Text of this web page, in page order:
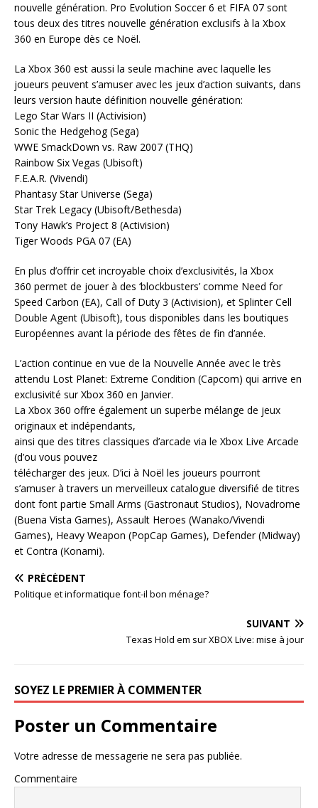
nouvelle génération. Pro Evolution Soccer 6 et FIFA 07 sont
tous deux des titres nouvelle génération exclusifs à la Xbox
360 en Europe dès ce Noël.
La Xbox 360 est aussi la seule machine avec laquelle les
joueurs peuvent s’amuser avec les jeux d’action suivants, dans
leurs version haute définition nouvelle génération:
Lego Star Wars II (Activision)
Sonic the Hedgehog (Sega)
WWE SmackDown vs. Raw 2007 (THQ)
Rainbow Six Vegas (Ubisoft)
F.E.A.R. (Vivendi)
Phantasy Star Universe (Sega)
Star Trek Legacy (Ubisoft/Bethesda)
Tony Hawk’s Project 8 (Activision)
Tiger Woods PGA 07 (EA)
En plus d’offrir cet incroyable choix d’exclusivités, la Xbox
360 permet de jouer à des ‘blockbusters’ comme Need for
Speed Carbon (EA), Call of Duty 3 (Activision), et Splinter Cell
Double Agent (Ubisoft), tous disponibles dans les boutiques
Européennes avant la période des fêtes de fin d’année.
L’action continue en vue de la Nouvelle Année avec le très
attendu Lost Planet: Extreme Condition (Capcom) qui arrive en
exclusivité sur Xbox 360 en Janvier.
La Xbox 360 offre également un superbe mélange de jeux
originaux et indépendants,
ainsi que des titres classiques d’arcade via le Xbox Live Arcade
(d’ou vous pouvez
télécharger des jeux. D’ici à Noël les joueurs pourront
s’amuser à travers un merveilleux catalogue diversifié de titres
dont font partie Small Arms (Gastronaut Studios), Novadrome
(Buena Vista Games), Assault Heroes (Wanako/Vivendi
Games), Heavy Weapon (PopCap Games), Defender (Midway)
et Contra (Konami).
PRÉCÉDENT
Politique et informatique font-il bon ménage?
SUIVANT
Texas Hold em sur XBOX Live: mise à jour
SOYEZ LE PREMIER À COMMENTER
Poster un Commentaire
Votre adresse de messagerie ne sera pas publiée.
Commentaire